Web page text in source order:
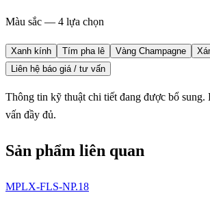
Màu sắc — 4 lựa chọn
Xanh kính Tím pha lê Vàng Champagne
Liên hệ báo giá / tư vấn
Thông tin kỹ thuật chi tiết đang được bổ sung.
vấn đầy đủ.
Sản phẩm liên quan
MPLX-FLS-NP.18